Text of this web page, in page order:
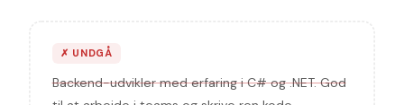
✗ UNDGÅ
Backend-udvikler med erfaring i C# og .NET. God